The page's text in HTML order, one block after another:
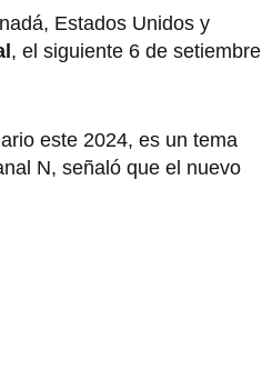
Estados Unidos y
, el siguiente 6 de setiembre
este 2024, es un tema
N, señaló que el nuevo